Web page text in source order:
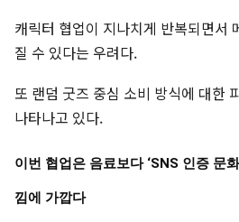
캐릭터 협업이 지나치게 반복되면서
질 수 있다는 우려다.
또 랜덤 굿즈 중심 소비 방식에 대한
나타나고 있다.
이번 협업은 음료보다 ‘SNS 인증 문
낌에 가깝다